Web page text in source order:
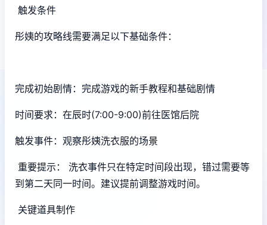
触发条件
彤姨的攻略线需要满足以下基础条件：
完成初始剧情：完成游戏的新手教程和基础剧情
时间要求：在辰时(7:00-9:00)前往医馆后院
触发事件：观察彤姨洗衣服的场景
重要提示： 洗衣事件只在特定时间段出现，错过需要等
到第二天同一时间。建议提前调整游戏时间。
关键道具制作